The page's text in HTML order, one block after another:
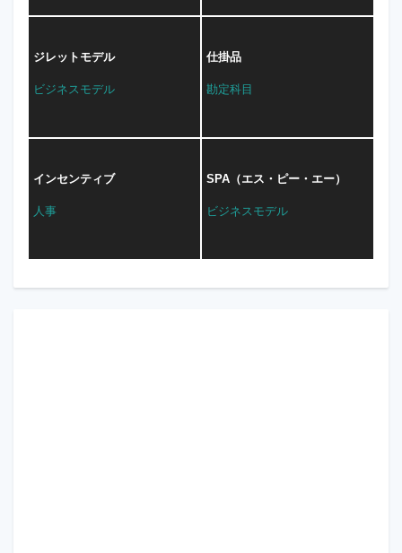
ジレットモデル
ビジネスモデル
仕掛品
勘定科目
インセンティブ
人事
SPA（エス・ピー・エー）
ビジネスモデル